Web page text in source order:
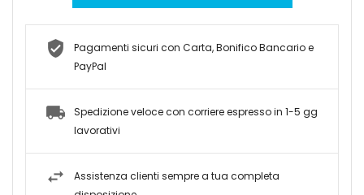
Pagamenti sicuri con Carta, Bonifico Bancario e
PayPal
Spedizione veloce con corriere espresso in 1-5 gg
lavorativi
Assistenza clienti sempre a tua completa